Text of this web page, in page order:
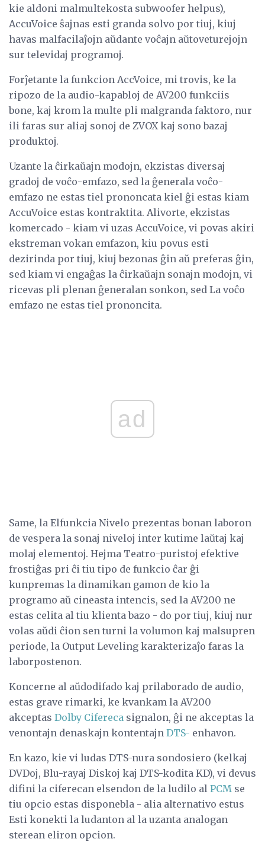
kie aldoni malmultekosta subwoofer helpus),
AccuVoice ŝajnas esti granda solvo por tiuj, kiuj
havas malfacilaĵojn aŭdante voĉajn aŭtoveturejojn
sur televidaj programoj.
Forĵetante la funkcion AccVoice, mi trovis, ke la
ripozo de la audio-kapabloj de AV200 funkciis
bone, kaj krom la multe pli malgranda faktoro, nur
ili faras sur aliaj sonoj de ZVOX kaj sono bazaj
produktoj.
Uzante la ĉirkaŭajn modojn, ekzistas diversaj
gradoj de voĉo-emfazo, sed la ĝenerala voĉo-
emfazo ne estas tiel prononcata kiel ĝi estas kiam
AccuVoice estas kontraktita. Alivorte, ekzistas
komercado - kiam vi uzas AccuVoice, vi povas akiri
ekstreman vokan emfazon, kiu povus esti
dezirinda por tiuj, kiuj bezonas ĝin aŭ preferas ĝin,
sed kiam vi engaĝas la ĉirkaŭajn sonajn modojn, vi
ricevas pli plenan ĝeneralan sonkon, sed La voĉo
emfazo ne estas tiel prononcita.
ad
Same, la Elfunkcia Nivelo prezentas bonan laboron
de vespera la sonaj niveloj inter kutime laŭtaj kaj
molaj elementoj. Hejma Teatro-puristoj efektive
frostiĝas pri ĉi tiu tipo de funkcio ĉar ĝi
kunpremas la dinamikan gamon de kio la
programo aŭ cineasta intencis, sed la AV200 ne
estas celita al tiu klienta bazo - do por tiuj, kiuj nur
volas aŭdi ĉion sen turni la volumon kaj malsupren
periode, la Output Leveling karakterizaĵo faras la
laborpostenon.
Koncerne al aŭdodifado kaj prilaborado de audio,
estas grave rimarki, ke kvankam la AV200
akceptas Dolby Cifereca signalon, ĝi ne akceptas la
venontajn denaskajn kontentajn DTS- enhavon.
En kazo, kie vi ludas DTS-nura sondosiero (kelkaj
DVDoj, Blu-rayaj Diskoj kaj DTS-kodita KD), vi devus
difini la ciferecan elsendon de la ludilo al PCM se
tiu opcio estas disponebla - alia alternativo estus
Esti konekti la ludanton al la uzanta analogan
sterean eliron opcion.